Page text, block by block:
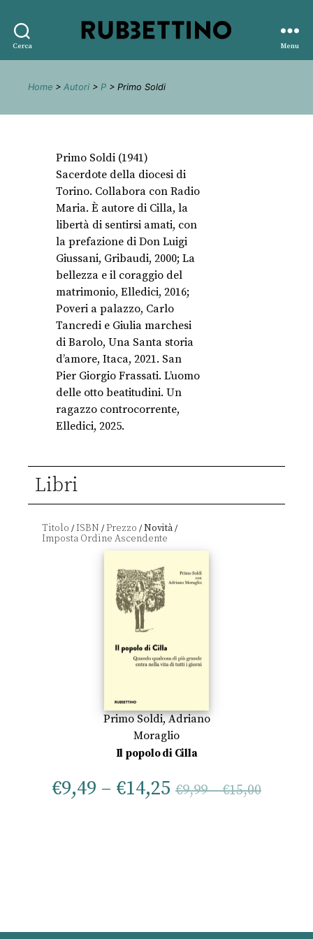
Cerca
editore
Menu
Home > Autori > P > Primo Soldi
Primo Soldi (1941)
Sacerdote della diocesi di
Torino. Collabora con Radio
Maria. È autore di Cilla, la
libertà di sentirsi amati, con
la prefazione di Don Luigi
Giussani, Gribaudi, 2000; La
bellezza e il coraggio del
matrimonio, Elledici, 2016;
Poveri a palazzo, Carlo
Tancredi e Giulia marchesi
di Barolo, Una Santa storia
d’amore, Itaca, 2021. San
Pier Giorgio Frassati. L’uomo
delle otto beatitudini. Un
ragazzo controcorrente,
Elledici, 2025.
Libri
Titolo /ISBN /Prezzo /Novità/
Primo Soldi,Adriano
Moraglio
Il popolo di Cilla
€9,49 – €14,25 €9,99–€15,00